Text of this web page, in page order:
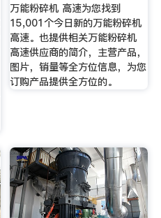
万能粉碎机 高速为您找到
15,001个今日新的万能粉碎机
高速。也提供相关万能粉碎机
高速供应商的简介，主营产品，
图片，销量等全方位信息，为您
订购产品提供全方位的。